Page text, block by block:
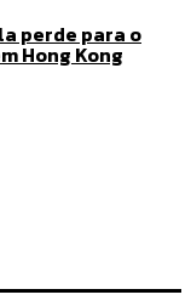
perde para o
Hong Kong